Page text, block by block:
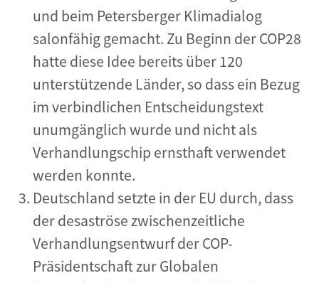
und beim Petersberger Klimadialog
salonfähig gemacht. Zu Beginn der COP28
hatte diese Idee bereits über 120
unterstützende Länder, so dass ein Bezug
im verbindlichen Entscheidungstext
unumgänglich wurde und nicht als
Verhandlungschip ernsthaft verwendet
werden konnte.
Deutschland setzte in der EU durch, dass
der desaströse zwischenzeitliche
Verhandlungsentwurf der COP-
Präsidentschaft zur Globalen